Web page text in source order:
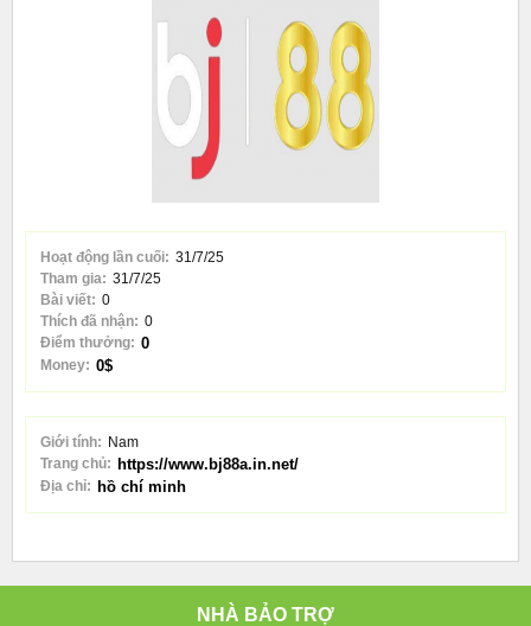
Hoạt động lần cuối: 31/7/25
Tham gia: 31/7/25
Bài viết: 0
Thích đã nhận: 0
Điểm thưởng: 0
Money: 0$
Giới tính: Nam
Trang chủ: https://www.bj88a.in.net/
Địa chỉ: hồ chí minh
NHÀ BẢO TRỢ